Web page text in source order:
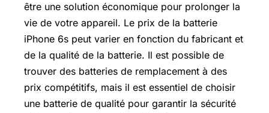
être une solution économique pour prolonger la
vie de votre appareil. Le prix de la batterie
iPhone 6s peut varier en fonction du fabricant et
de la qualité de la batterie. Il est possible de
trouver des batteries de remplacement à des
prix compétitifs, mais il est essentiel de choisir
une batterie de qualité pour garantir la sécurité